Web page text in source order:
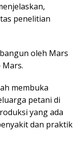
penelitian
oleh Mars
membuka
petani di
yang ada
dan praktik